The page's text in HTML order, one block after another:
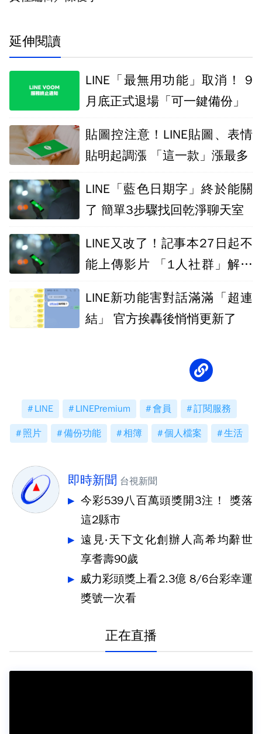
延伸閱讀
LINE「最無用功能」取消！ 9
月底正式退場「可一鍵備份」
貼圖控注意！LINE貼圖、表情
貼明起調漲 「這一款」漲最多
LINE「藍色日期字」終於能關
了 簡單3步驟找回乾淨聊天室
LINE又改了！記事本27日起不
能上傳影片 「1人社群」解法
LINE新功能害對話滿滿「超連
結」 官方挨轟後悄悄更新了
LINE LINEPremium 會員 訂閱服務
照片 備份功能 相簿 個人檔案 生活
即時新聞 台視新聞
今彩539八百萬頭獎開3注！ 獎落
這2縣市
遠見‧天下文化創辦人高希均辭世
享耆壽90歲
威力彩頭獎上看2.3億 8/6台彩幸運
獎號一次看
正在直播